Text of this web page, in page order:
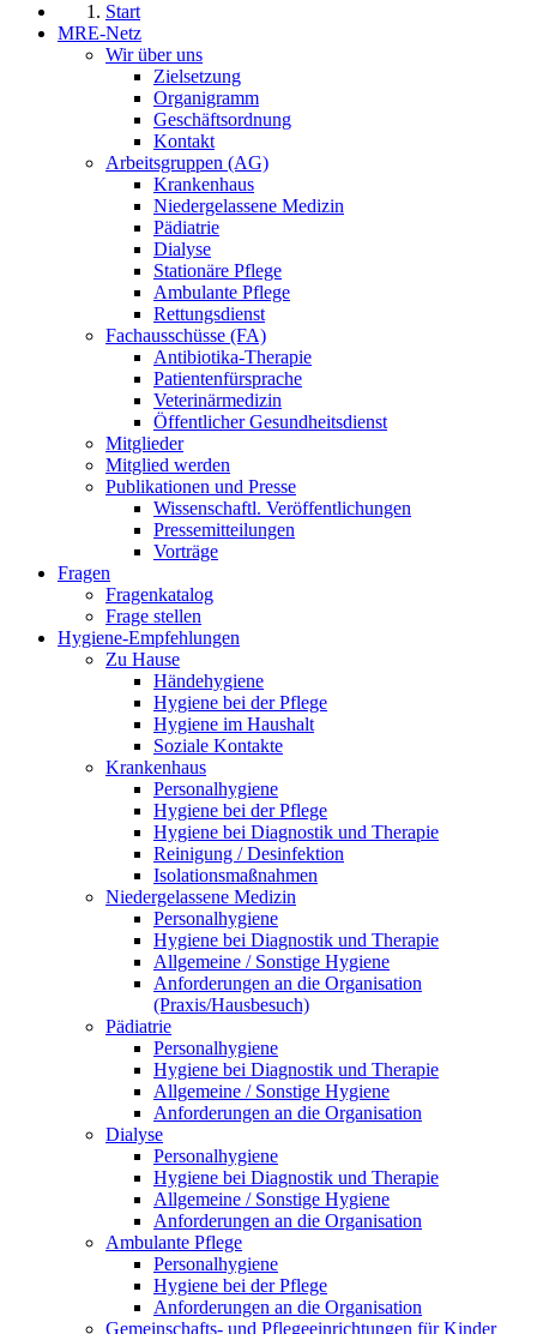
Start
MRE-Netz
Wir über uns
Zielsetzung
Organigramm
Geschäftsordnung
Kontakt
Arbeitsgruppen (AG)
Krankenhaus
Niedergelassene Medizin
Pädiatrie
Dialyse
Stationäre Pflege
Ambulante Pflege
Rettungsdienst
Fachausschüsse (FA)
Antibiotika-Therapie
Patientenfürsprache
Veterinärmedizin
Öffentlicher Gesundheitsdienst
Mitglieder
Mitglied werden
Publikationen und Presse
Wissenschaftl. Veröffentlichungen
Pressemitteilungen
Vorträge
Fragen
Fragenkatalog
Frage stellen
Hygiene-Empfehlungen
Zu Hause
Händehygiene
Hygiene bei der Pflege
Hygiene im Haushalt
Soziale Kontakte
Krankenhaus
Personalhygiene
Hygiene bei der Pflege
Hygiene bei Diagnostik und Therapie
Reinigung / Desinfektion
Isolationsmaßnahmen
Niedergelassene Medizin
Personalhygiene
Hygiene bei Diagnostik und Therapie
Allgemeine / Sonstige Hygiene
Anforderungen an die Organisation
(Praxis/Hausbesuch)
Pädiatrie
Personalhygiene
Hygiene bei Diagnostik und Therapie
Allgemeine / Sonstige Hygiene
Anforderungen an die Organisation
Dialyse
Personalhygiene
Hygiene bei Diagnostik und Therapie
Allgemeine / Sonstige Hygiene
Anforderungen an die Organisation
Ambulante Pflege
Personalhygiene
Hygiene bei der Pflege
Anforderungen an die Organisation
Gemeinschafts- und Pflegeeinrichtungen für Kinder